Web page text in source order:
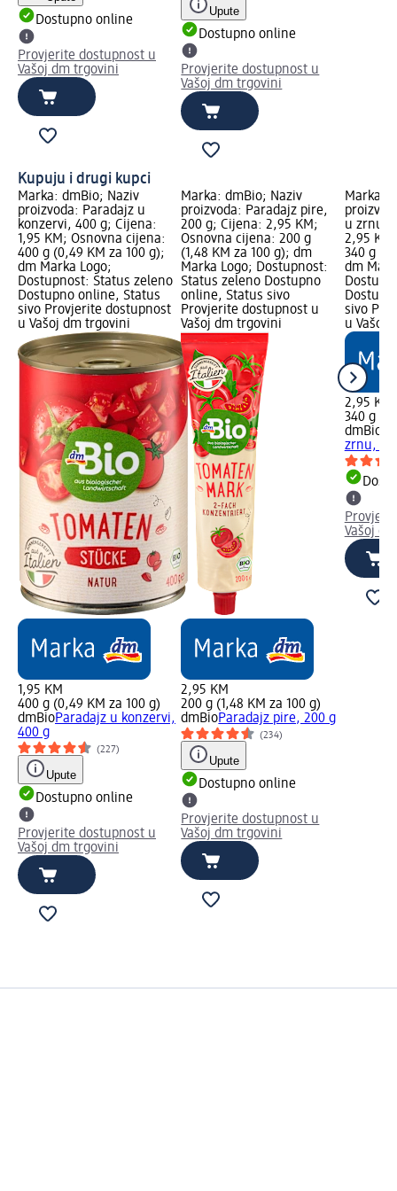
Dostupno online
Provjerite dostupnost u
Vašoj dm trgovini
Upute
Dostupno online
Provjerite dostupnost u
Vašoj dm trgovini
Kupuju i drugi kupci
Marka: dmBio; Naziv
proizvoda: Paradajz u
konzervi, 400 g; Cijena:
1,95 KM; Osnovna cijena:
400 g (0,49 KM za 100 g);
dm Marka Logo;
Dostupnost: Status zeleno
Dostupno online, Status
sivo Provjerite dostupnost
u Vašoj dm trgovini
1,95 KM
400 g (0,49 KM za 100 g)
dmBioParadajz u konzervi,
400 g
(227)
Upute
Dostupno online
Provjerite dostupnost u
Vašoj dm trgovini
Marka: dmBio; Naziv
proizvoda: Paradajz pire,
200 g; Cijena: 2,95 KM;
Osnovna cijena: 200 g
(1,48 KM za 100 g); dm
Marka Logo; Dostupnost:
Status zeleno Dostupno
online, Status sivo
Provjerite dostupnost u
Vašoj dm trgovini
2,95 KM
200 g (1,48 KM za 100 g)
dmBioParadajz pire, 200 g
(234)
Upute
Dostupno online
Provjerite dostupnost u
Vašoj dm trgovini
Marka:
u zrnu,
2,95
340 g
dm
sivo
u Vašoj
2,95 KM
340 g
dmBio
zrnu,
Vašoj